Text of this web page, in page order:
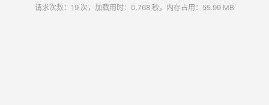
请求次数：19 次，加载用时：0.768 秒，内存占用：55.99 MB